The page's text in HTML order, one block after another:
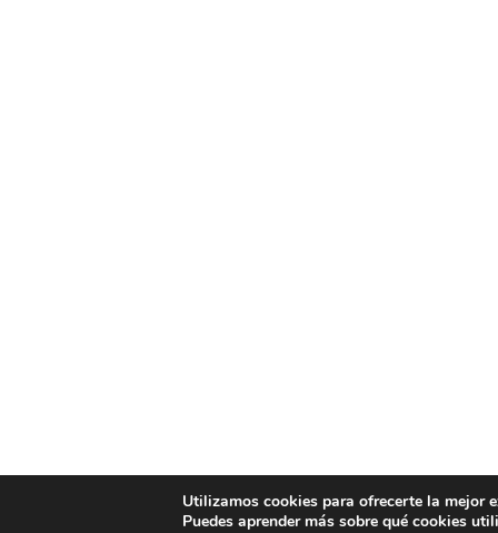
Utilizamos cookies para ofrecerte la mejor
Puedes aprender más sobre qué cookies